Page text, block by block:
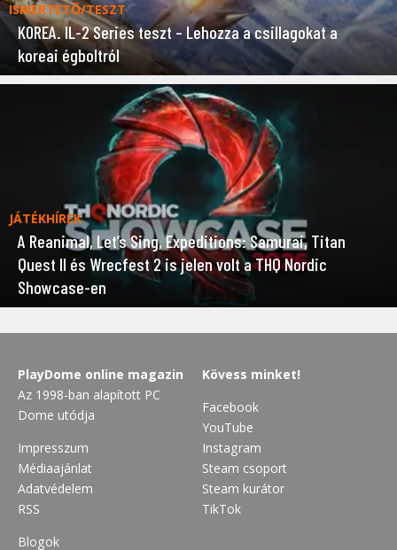
ISMERTETŐ/TESZT
KOREA. IL-2 Series teszt – Lehozza a csillagokat a
koreai égboltról
JÁTÉKHÍREK
A Reanimal, Let’s Sing, Expeditions: Samurai, Titan
Quest II és Wrecfest 2 is jelen volt a THQ Nordic
Showcase-en
PlayDome online magazin
Az 1998-ban alapított PC
Dome utódja
Impresszum
Médiaajánlat
Adatvédelem
RSS
Blogok
Kövess minket!
Facebook
YouTube
Instagram
Steam csoport
Steam kurátor
TikTok